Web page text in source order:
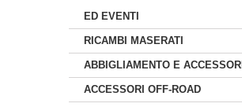
ED EVENTI
RICAMBI MASERATI
ABBIGLIAMENTO E ACCESSORI
ACCESSORI OFF-ROAD